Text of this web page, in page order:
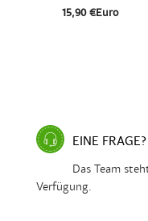
15,90 €Euro
EINE FRAGE?
Das Team
Verfügung.